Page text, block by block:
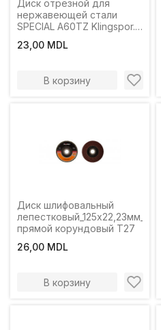
Диск отрезной для
нержавеющей стали
SPECIAL A60TZ Klingspor.
23,00 MDL
В корзину
Диск шлифовальный
прямой корундовый T27
26,00 MDL
В корзину